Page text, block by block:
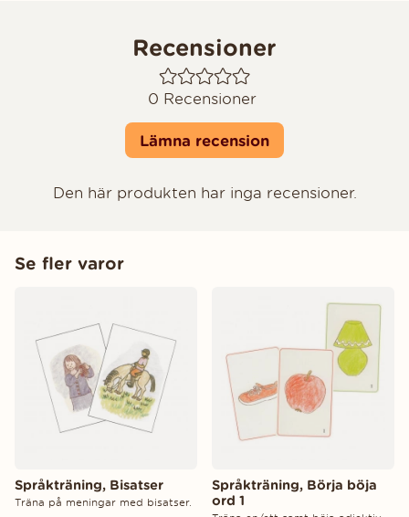
Recensioner
0 Recensioner
Lämna recension
Den här produkten har inga recensioner.
Se fler varor
Språkträning, Bisatser
Träna på meningar med bisatser.
Språkträning, Börja böja
ord 1